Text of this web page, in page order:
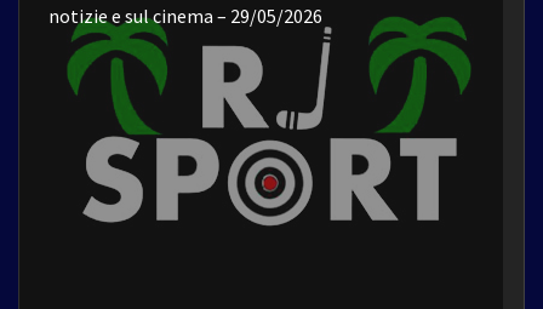
notizie e sul cinema – 29/05/2026